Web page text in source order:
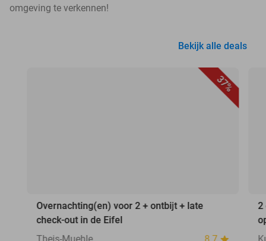
omgeving te verkennen!
Bekijk alle deals
37%
Overnachting(en) voor 2 + ontbijt + late
check-out in de Eifel
2